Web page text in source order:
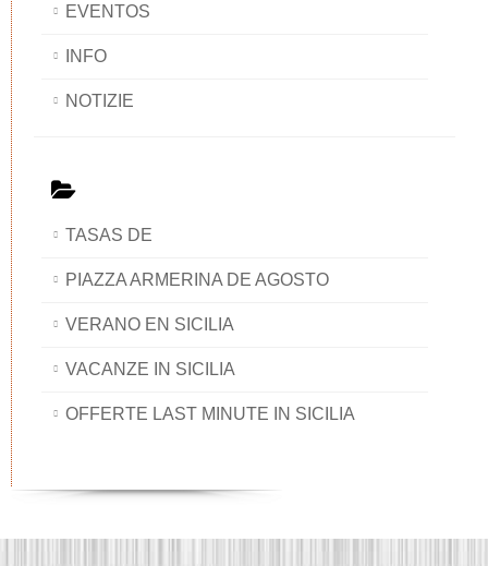
EVENTOS
INFO
NOTIZIE
TASAS DE
PIAZZA ARMERINA DE AGOSTO
VERANO EN SICILIA
VACANZE IN SICILIA
OFFERTE LAST MINUTE IN SICILIA